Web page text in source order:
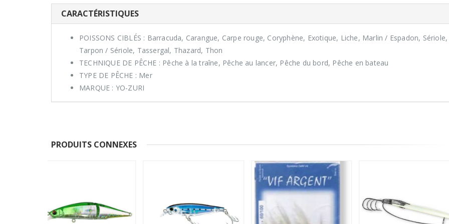
CARACTÉRISTIQUES
POISSONS CIBLÉS : Barracuda, Carangue, Carpe rouge, Coryphène, Exotique, Liche, Marlin / Espadon, Sériole,
Tarpon / Sériole, Tassergal, Thazard, Thon
TECHNIQUE DE PÊCHE : Pêche à la traîne, Pêche au lancer, Pêche du bord, Pêche en bateau
TYPE DE PÊCHE : Mer
MARQUE : YO-ZURI
PRODUITS CONNEXES